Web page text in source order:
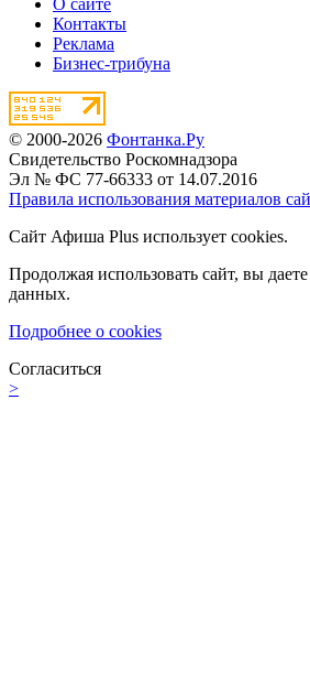
О сайте
Контакты
Реклама
Бизнес-трибуна
© 2000-2026 Фонтанка.Ру
Свидетельство Роскомнадзора
Эл № ФС 77-66333 от 14.07.2016
Правила использования материалов
Сайт Афиша Plus использует cookies.
Продолжая использовать сайт, вы
данных.
Подробнее о cookies
Согласиться
>